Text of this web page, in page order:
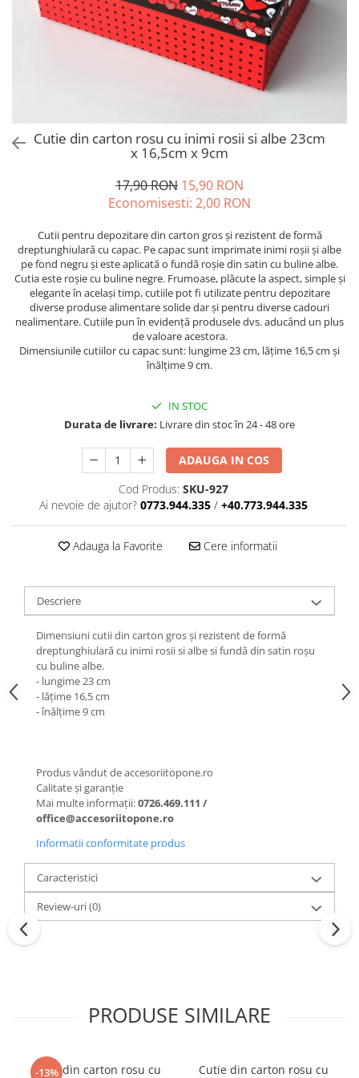
Cutie din carton rosu cu inimi rosii si albe 23cm
x 16,5cm x 9cm
17,90 RON 15,90 RON
Economisesti: 2,00 RON
Cutii pentru depozitare din carton gros și rezistent de formă
dreptunghiulară cu capac. Pe capac sunt imprimate inimi roșii și albe
pe fond negru și este aplicată o fundă roșie din satin cu buline albe.
Cutia este roșie cu buline negre. Frumoase, plăcute la aspect, simple și
elegante în același timp, cutiile pot fi utilizate pentru depozitare
diverse produse alimentare solide dar și pentru diverse cadouri
nealimentare. Cutiile pun în evidență produsele dvs. aducând un plus
de valoare acestora.
Dimensiunile cutiilor cu capac sunt: lungime 23 cm, lățime 16,5 cm și
înălțime 9 cm.
IN STOC
Durata de livrare: Livrare din stoc în 24 - 48 ore
ADAUGA IN COS
Cod Produs: SKU-927
Ai nevoie de ajutor? 0773.944.335 / +40.773.944.335
Adauga la Favorite Cere informatii
Descriere
Dimensiuni cutii din carton gros și rezistent de formă
dreptunghiulară cu inimi rosii si albe si fundă din satin roșu
cu buline albe.
- lungime 23 cm
- lățime 16,5 cm
- înălțime 9 cm
Produs vândut de accesoriitopone.ro
Calitate și garanție
Mai multe informații:0726.469.111 /
office@accesoriitopone.ro
Informatii conformitate produs
Caracteristici
Review-uri(0)
PRODUSE SIMILARE
-13%
Cutie din carton rosu cu
Cutie din carton rosu cu